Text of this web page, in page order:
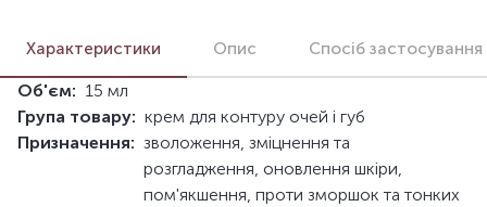
Характеристики Опис Спосіб застосування
Об'єм: 15 мл
Група товару: крем для контуру очей і губ
Призначення: зволоження, зміцнення та
розгладження, оновлення шкіри,
пом'якшення, проти зморшок та тонких